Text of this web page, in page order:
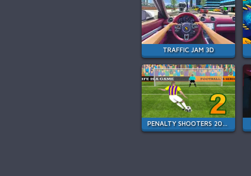
TRAFFIC JAM 3D
PENALTY SHOOTERS 2026